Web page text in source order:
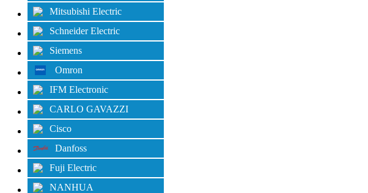
Mitsubishi Electric
Schneider Electric
Siemens
Omron
IFM Electronic
CARLO GAVAZZI
Cisco
Danfoss
Fuji Electric
NANHUA